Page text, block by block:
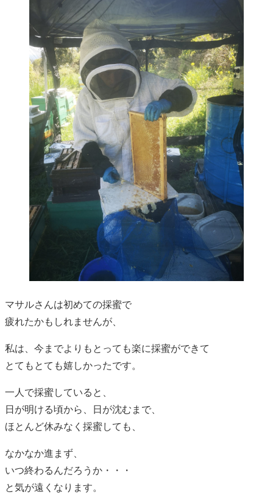
マサルさんは初めての採蜜で
疲れたかもしれませんが、
私は、今までよりもとっても楽に採蜜ができて
とてもとても嬉しかったです。
一人で採蜜していると、
日が明ける頃から、日が沈むまで、
ほとんど休みなく採蜜しても、
なかなか進まず、
いつ終わるんだろうか・・・
と気が遠くなります。